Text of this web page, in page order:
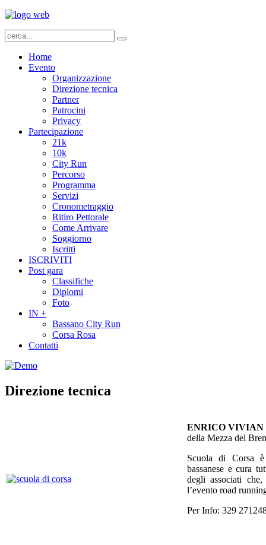
Home
Evento
Organizzazione
Direzione tecnica
Partner
Patrocini
Privacy
Partecipazione
21k
10k
City Run
Percorso
Programma
Servizi
Cronometraggio
Ritiro Pettorale
Come Arrivare
Soggiorno
Iscritti
ISCRIVITI
Post gara
Classifiche
Diplomi
Foto
IN +
Bassano City Run
Corsa Rosa
Contatti
Direzione tecnica
ENRICO VIVIAN
della Mezza del
Scuola di Corsa
bassanese e cura
degli associati
l’evento road
Per Info: 329